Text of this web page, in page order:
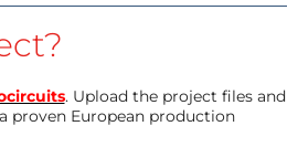
. Upload the project files and
proven European production